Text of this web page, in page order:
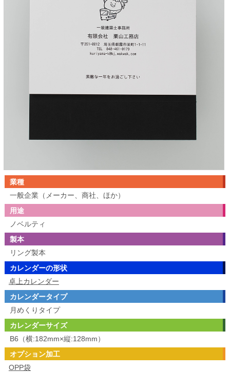
業種
一般企業（メーカー、商社、ほか）
用途
ノベルティ
製本
リング製本
カレンダーの形状
卓上カレンダー
カレンダータイプ
月めくりタイプ
カレンダーサイズ
B6（横:182mm×縦:128mm）
オプション加工
OPP袋